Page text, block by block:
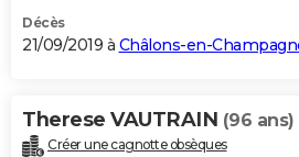
Décès
21/09/2019 à Châlons-en-
Therese VAUTRAIN (96 ans)
Créer une cagnotte obsèques